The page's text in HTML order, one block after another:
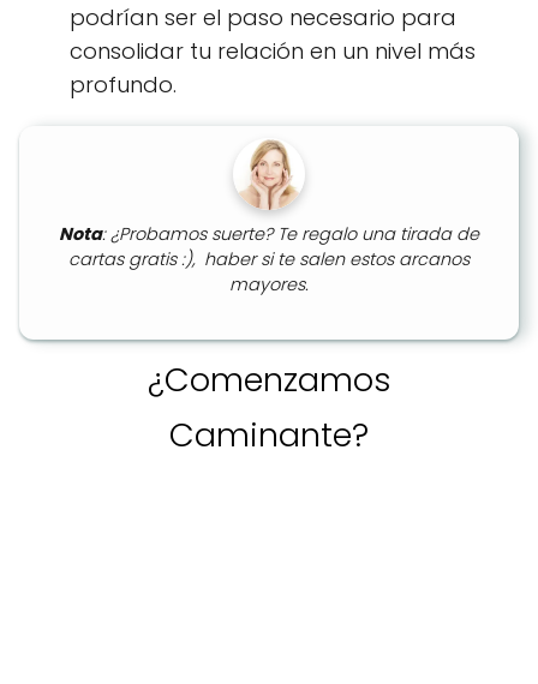
podrían ser el paso necesario para
consolidar tu relación en un nivel más
profundo.
Nota: ¿Probamos suerte? Te regalo una tirada de
cartas gratis :), haber si te salen estos arcanos
mayores.
¿Comenzamos
Caminante?